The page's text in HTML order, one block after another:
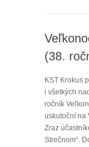
(38.
KST Krokus
i všetkých
ročník
uskutoční na
Zraz
Strečnom“.